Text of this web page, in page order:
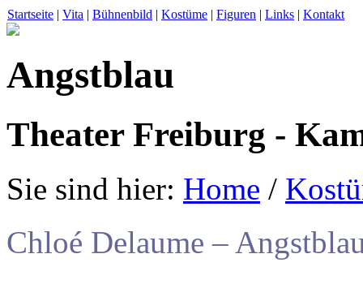
Startseite | Vita | Bühnenbild | Kostüme | Figuren | Links | Kontakt
Angstblau
Theater Freiburg -
Sie sind hier: Home /
Chloé Delaume –